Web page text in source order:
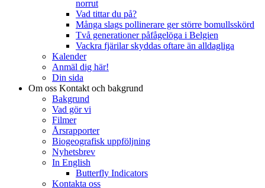
norrut
Vad tittar du på?
Många slags pollinerare ger större bomullsskörd
Två generationer påfågelöga i Belgien
Vackra fjärilar skyddas oftare än alldagliga
Kalender
Anmäl dig här!
Din sida
Om oss Kontakt och bakgrund
Bakgrund
Vad gör vi
Filmer
Årsrapporter
Biogeografisk uppföljning
Nyhetsbrev
In English
Butterfly Indicators
Kontakta oss